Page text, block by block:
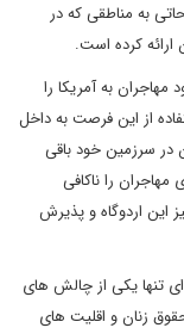
به مناطقی که در
کرده است.
به آمریکا را
از این فرصت به داخل
در سرزمین خود باقی
را ناکافی
این اردوگاه و پذیرش
تنها یکی از چالش های
زنان و اقلیت های